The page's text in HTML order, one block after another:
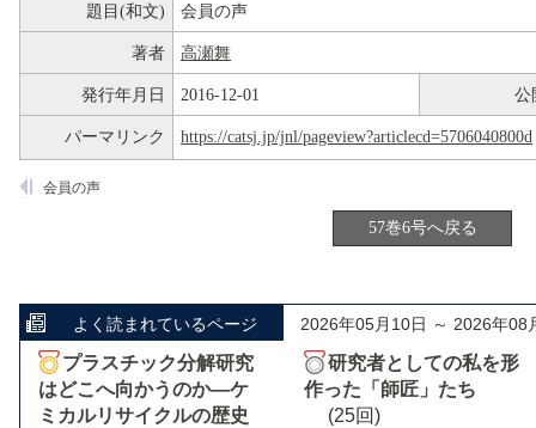
題目(和文) 会員の声
著者 高瀬舞
発行年月日 2016-12-01 公
パーマリンク https://catsj.jp/jnl/pageview?articlecd=5706040800d
会員の声
57巻6号へ戻る
よく読まれているページ 2026年05月10日 ～ 2026年08
プラスチック分解研究
はどこへ向かうのか―ケ
ミカルリサイクルの歴史
研究者としての私を形
作った「師匠」たち
(25回)